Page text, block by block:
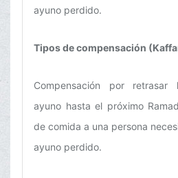
ayuno perdido.
Tipos de compensación
Compensación por retrasar
ayuno hasta el próximo
de comida a una persona
ayuno perdido.